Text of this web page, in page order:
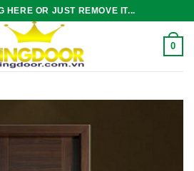
HERE OR JUST REMOVE IT...
0